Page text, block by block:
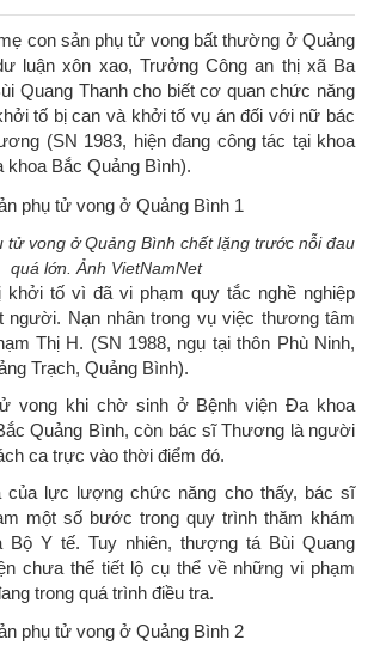
con sản phụ tử vong bất thường ở Quảng
luận xôn xao, Trưởng Công an thị xã Ba
Quang Thanh cho biết cơ quan chức năng
tố bị can và khởi tố vụ án đối với nữ bác
(SN 1983, hiện đang công tác tại khoa
khoa Bắc Quảng Bình).
tử vong ở Quảng Bình chết lặng trước nỗi đau
quá lớn. Ảnh VietNamNet
tố vì đã vi phạm quy tắc nghề nghiệp
người. Nạn nhân trong vụ việc thương tâm
Thị H. (SN 1988, ngụ tại thôn Phù Ninh,
Trạch, Quảng Bình).
vong khi chờ sinh ở Bệnh viện Đa khoa
Quảng Bình, còn bác sĩ Thương là người
ca trực vào thời điểm đó.
của lực lượng chức năng cho thấy, bác sĩ
một số bước trong quy trình thăm khám
Bộ Y tế. Tuy nhiên, thượng tá Bùi Quang
chưa thể tiết lộ cụ thể về những vi phạm
trong quá trình điều tra.